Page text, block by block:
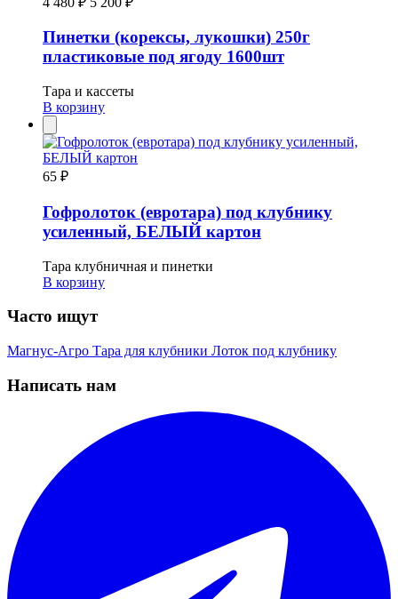
Пинетки (корексы, лукошки) 250г
пластиковые под ягоду 1600шт
Тара и кассеты
В корзину
65 ₽
Гофролоток (евротара) под клубнику
усиленный, БЕЛЫЙ картон
Тара клубничная и пинетки
В корзину
Часто ищут
Магнус-Агро Тара для клубники Лоток под клубнику
Написать нам